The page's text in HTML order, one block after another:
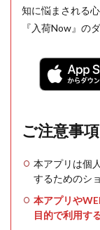
知に悩まされる
『入荷Now』の
ご注意事項
本アプリは個
するためのシ
本アプリや
目的で利用す